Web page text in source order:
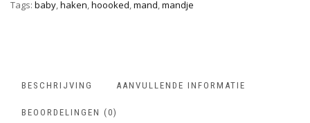
Tags: baby,haken,hoooked,mand,mandje
BESCHRIJVING AANVULLENDE INFORMATIE
BEOORDELINGEN (0)